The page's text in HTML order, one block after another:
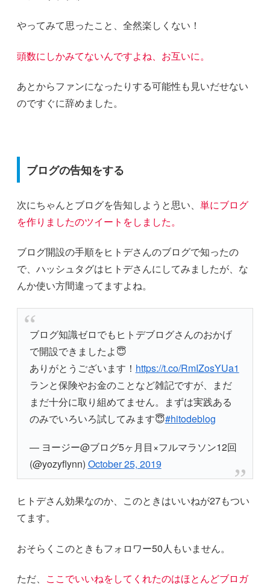
やってみて思ったこと、全然楽しくない！
頭数にしかみてないんですよね、お互いに。
あとからファンになったりする可能性も見いだせない
のですぐに辞めました。
ブログの告知をする
次にちゃんとブログを告知しようと思い、単にブログ
を作りましたのツイートをしました。
ブログ開設の手順をヒトデさんのブログで知ったの
で、ハッシュタグはヒトデさんにしてみましたが、な
んか使い方間違ってますよね。
ブログ知識ゼロでもヒトデブログさんのおかげ
で開設できましたよ😇
ありがとうございます！ https://t.co/RmIZosYUa1
ランと保険やお金のことなど雑記ですが、まだ
まだ十分に取り組めてません。まずは実践ある
のみでいろいろ試してみます😇#hitodeblog
— ヨージー@ブログ5ヶ月目×フルマラソン12回
(@yozyflynn) October 25, 2019
ヒトデさん効果なのか、このときはいいねが27もつい
てます。
おそらくこのときもフォロワー50人もいません。
ただ、 ここでいいねをしてくれたのはほとんどブロガ